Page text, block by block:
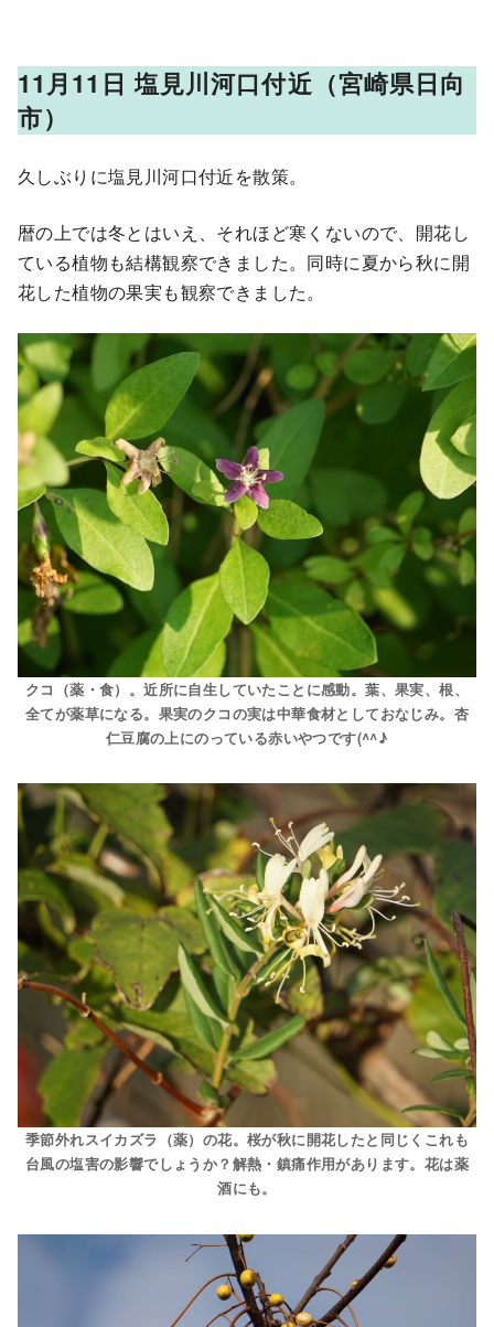
11月11日 塩見川河口付近（宮崎県日向
市）
久しぶりに塩見川河口付近を散策。
暦の上では冬とはいえ、それほど寒くないので、開花し
ている植物も結構観察できました。同時に夏から秋に開
花した植物の果実も観察できました。
クコ（薬・食）。近所に自生していたことに感動。葉、果実、根、
全てが薬草になる。果実のクコの実は中華食材としておなじみ。杏
仁豆腐の上にのっている赤いやつです(^^♪
季節外れスイカズラ（薬）の花。桜が秋に開花したと同じくこれも
台風の塩害の影響でしょうか？解熱・鎮痛作用があります。花は薬
酒にも。